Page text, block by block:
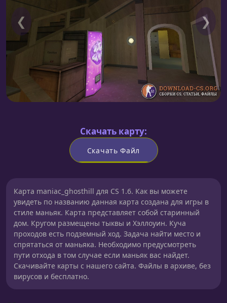
❮ ❯
Скачать карту:
Скачать Файл
Карта maniac_ghosthill для CS 1.6. Как вы можете
увидеть по названию данная карта создана для игры в
стиле маньяк. Карта представляет собой старинный
дом. Кругом размещены тыквы и Хэллоуин. Куча
проходов есть подземный ход. Задача найти место и
спрятаться от маньяка. Необходимо предусмотреть
пути отхода в том случае если маньяк вас найдет.
Скачивайте карты с нашего сайта. Файлы в архиве, без
вирусов и бесплатно.